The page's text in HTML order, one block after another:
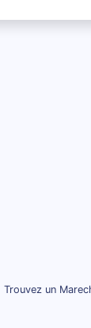
Trouvez un